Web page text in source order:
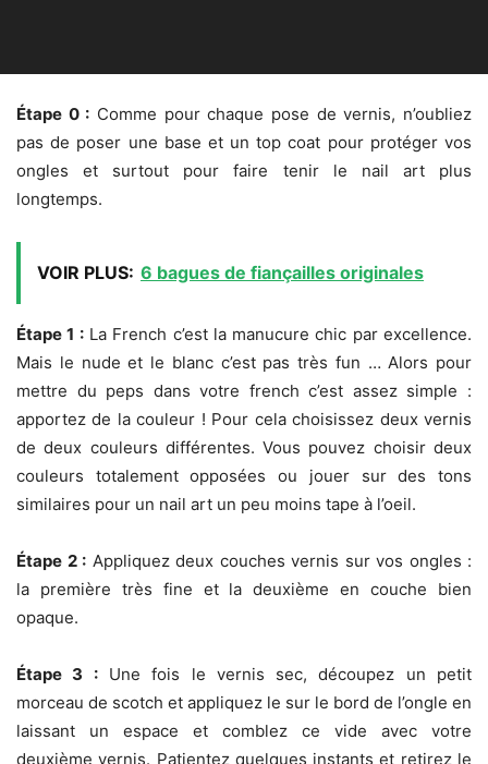
Étape 0 : Comme pour chaque pose de vernis, n’oubliez
pas de poser une base et un top coat pour protéger vos
ongles et surtout pour faire tenir le nail art plus
longtemps.
VOIR PLUS: 6 bagues de fiançailles originales
Étape 1 :La French c’est la manucure chic par excellence.
Mais le nude et le blanc c’est pas très fun … Alors pour
mettre du peps dans votre french c’est assez simple :
apportez de la couleur ! Pour cela choisissez deux vernis
de deux couleurs différentes. Vous pouvez choisir deux
couleurs totalement opposées ou jouer sur des tons
similaires pour un nail art un peu moins tape à l’oeil.
Étape 2 : Appliquez deux couches vernis sur vos ongles :
la première très fine et la deuxième en couche bien
opaque.
Étape 3 :Une fois le vernis sec, découpez un petit
morceau de scotch et appliquez le sur le bord de l’ongle en
laissant un espace et comblez ce vide avec votre
deuxième vernis. Patientez quelques instants et retirez le